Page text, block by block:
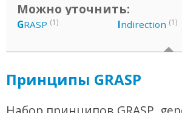
Можно уточнить:
GRASP (1) Indirection (1)
Принципы GRASP